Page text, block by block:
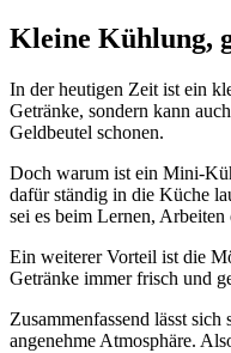
Kleine Kühlung,
In der heutigen Zeit ist ein
Getränke, sondern kann
Geldbeutel schonen.
Doch warum ist ein Mini-
dafür ständig in die Küche
sei es beim Lernen, Arbeiten
Ein weiterer Vorteil ist die
Getränke immer frisch und
Zusammenfassend lässt
angenehme Atmosphäre.